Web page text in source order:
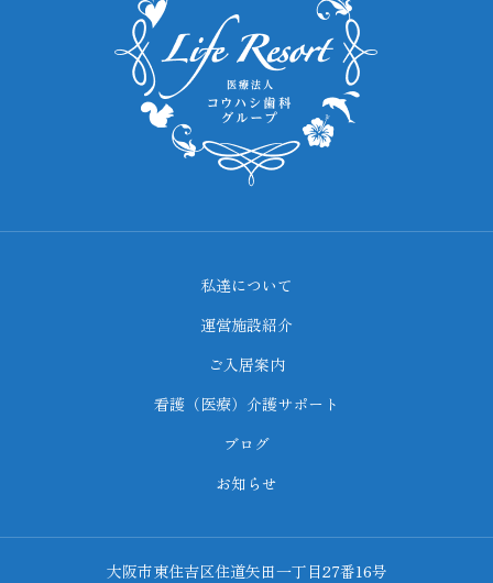
私達について
運営施設紹介
ご入居案内
看護（医療）介護サポート
ブログ
お知らせ
大阪市東住吉区住道矢田一丁目27番16号